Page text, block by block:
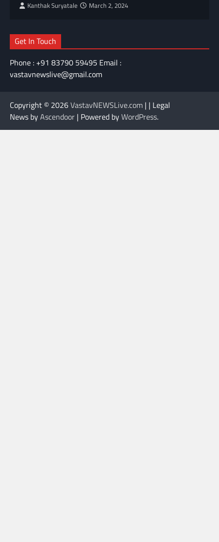
Kanthak Suryatale March 2, 2024
Get In Touch
Phone : +91 83790 59495 Email :
vastavnewslive@gmail.com
Copyright © 2026VastavNEWSLive.com | | Legal
News byAscendoor | Powered byWordPress.